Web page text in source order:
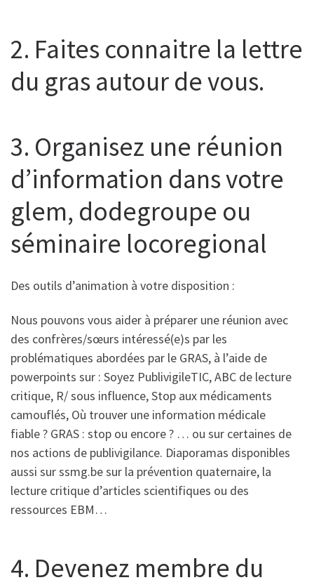
2. Faites connaitre la lettre
du gras autour de vous.
3. Organisez une réunion
d’information dans votre
glem, dodegroupe ou
séminaire locoregional
Des outils d’animation à votre disposition :
Nous pouvons vous aider à préparer une réunion avec
des confrères/sœurs intéressé(e)s par les
problématiques abordées par le GRAS, à l’aide de
powerpoints sur : Soyez PublivigileTIC, ABC de lecture
critique, R/ sous influence, Stop aux médicaments
camouflés, Où trouver une information médicale
fiable ? GRAS : stop ou encore ? … ou sur certaines de
nos actions de publivigilance. Diaporamas disponibles
aussi sur ssmg.be sur la prévention quaternaire, la
lecture critique d’articles scientifiques ou des
ressources EBM…
4. Devenez membre du